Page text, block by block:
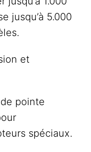
jusqu’à 5.000
et
pointe
spéciaux.